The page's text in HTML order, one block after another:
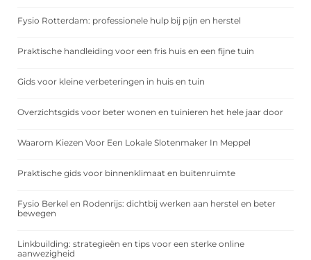
Fysio Rotterdam: professionele hulp bij pijn en herstel
Praktische handleiding voor een fris huis en een fijne tuin
Gids voor kleine verbeteringen in huis en tuin
Overzichtsgids voor beter wonen en tuinieren het hele jaar door
Waarom Kiezen Voor Een Lokale Slotenmaker In Meppel
Praktische gids voor binnenklimaat en buitenruimte
Fysio Berkel en Rodenrijs: dichtbij werken aan herstel en beter
bewegen
Linkbuilding: strategieën en tips voor een sterke online
aanwezigheid